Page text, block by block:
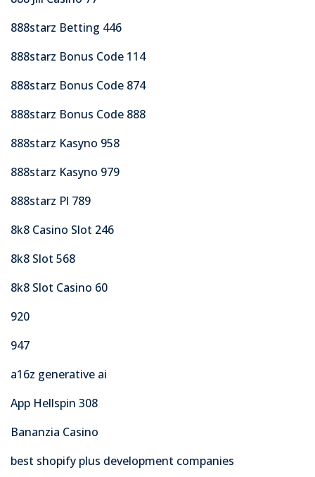
888starz Betting 446
888starz Bonus Code 114
888starz Bonus Code 874
888starz Bonus Code 888
888starz Kasyno 958
888starz Kasyno 979
888starz Pl 789
8k8 Casino Slot 246
8k8 Slot 568
8k8 Slot Casino 60
920
947
a16z generative ai
App Hellspin 308
Bananzia Casino
best shopify plus development companies